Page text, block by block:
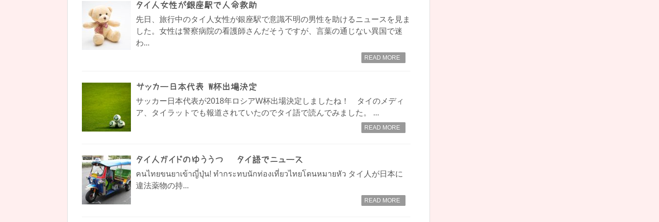
タイ人女性が銀座駅で人命救助
先日、旅行中のタイ人女性が銀座駅で意識不明の男性を助けるニュースを見ま
した。女性は警察病院の看護師さんだそうですが、言葉の通じない異国で迷
わ...
READ MORE
サッカー日本代表 W杯出場決定
サッカー日本代表が2018年ロシアW杯出場決定しましたね！ タイのメディ
ア、タイラットでも報道されていたのでタイ語で読んでみました。 ...
READ MORE
タイ人ガイドのゆううつ – タイ語でニュース
คนไทยขนยาเข้าญี่ปุ่น! ทำกระทบนักท่องเที่ยวไทยโดนหมายหัว タイ人が日本に
違法薬物の持...
READ MORE